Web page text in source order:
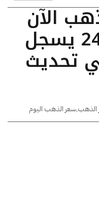
الآن
في مصر: عيار 24 يسجل
في تحديث
الذهب,سعر الذهب اليوم